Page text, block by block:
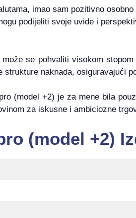
imao sam pozitivno
podijeliti svoje uvide i
se pohvaliti visokom
strukture naknada, osiguravajući
(model +2) je za mene bila
za iskusne i ambiciozne
(model +2)